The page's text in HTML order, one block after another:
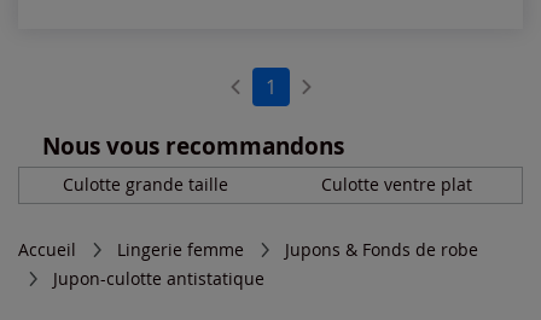
1
Nous vous recommandons
Culotte grande taille Culotte ventre plat
Accueil Lingerie femme
Jupons & Fonds de robe
Jupon-culotte antistatique